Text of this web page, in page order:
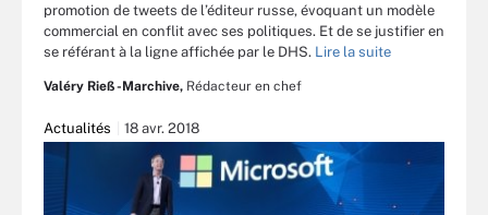
promotion de tweets de l’éditeur russe, évoquant un modèle
commercial en conflit avec ses politiques. Et de se justifier en
se référant à la ligne affichée par le DHS. Lire la suite
Valéry Rieß-Marchive, Rédacteur en chef
Actualités 18 avr. 2018